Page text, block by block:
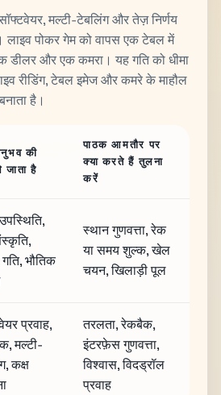
मल्टी-टेबलिंग और तेज़ निर्णय
लाइव पोकर गेम को वापस एक टेबल में
डीलर और एक कमरा। यह गति को धीमा
रीडिंग, टेबल इमेज और कमरे के माहौल
है।
की
है
पाठक आमतौर पर
क्या करते हैं तुलना
करें
भौतिक
स्थान गुणवत्ता, रेक
या समय शुल्क, खेल
चयन, खिलाड़ी पूल
प्रवाह,
मल्टी-
कक्ष
तरलता, रेकबैक,
इंटरफ़ेस गुणवत्ता,
विश्वास, विदड्रॉल
प्रवाह